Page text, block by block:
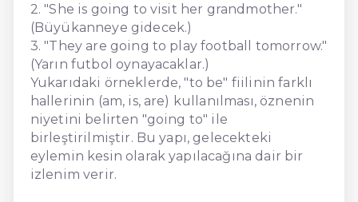
2. "She is going to visit her grandmother."
(Büyükanneye gidecek.)
3. "They are going to play football tomorrow."
(Yarın futbol oynayacaklar.)
Yukarıdaki örneklerde, "to be" fiilinin farklı
hallerinin (am, is, are) kullanılması, öznenin
niyetini belirten "going to" ile
birleştirilmiştir. Bu yapı, gelecekteki
eylemin kesin olarak yapılacağına dair bir
izlenim verir.